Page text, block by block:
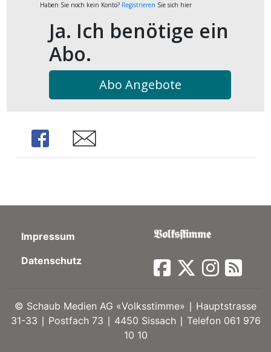
Haben Sie noch kein Konto? Registrieren Sie sich hier
Ja. Ich benötige ein
Abo.
Abo Angebote
Share Share
Impressum
Datenschutz
© Schaub Medien AG «Volksstimme» ∣ Hauptstrasse
31-33 ∣ Postfach 73 ∣ 4450 Sissach ∣ Telefon 061 976
10 10